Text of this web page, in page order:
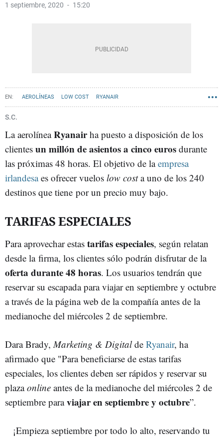
1 septiembre, 2020 15:20
AEROLÍNEAS LOW COST RYANAIR
S.C.
La aerolíneaRyanairha puesto a disposición de los
clientes un millón de asientos a cinco euros durante
las próximas 48 horas. El objetivo de laempresa
irlandesaes ofrecer vuelos low costa uno de los 240
destinos que tiene por un precio muy bajo.
TARIFAS ESPECIALES
Para aprovechar estas tarifas especiales, según relatan
desde la firma, los clientes sólo podrán disfrutar de la
oferta durante 48 horas. Los usuarios tendrán que
reservar su escapada para viajar en septiembre y octubre
a través de la página web de la compañía antes de la
medianoche del miércoles 2 de septiembre.
Dara Brady,Marketing & Digitalde Ryanair, ha
afirmado que "Para beneficiarse de estas tarifas
especiales, los clientes deben ser rápidos y reservar su
plazaonline antes de la medianoche del miércoles 2 de
septiembre paraviajar en septiembre y octubre”.
¡Empieza septiembre por todo lo alto, reservando tu